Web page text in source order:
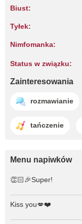
Biust:
Tyłek:
Nimfomanka:
Status w związku:
Zainteresowania
rozmawianie
tańczenie
Menu napiwków
👏🏻🎉Super!
Kiss you💋❤️